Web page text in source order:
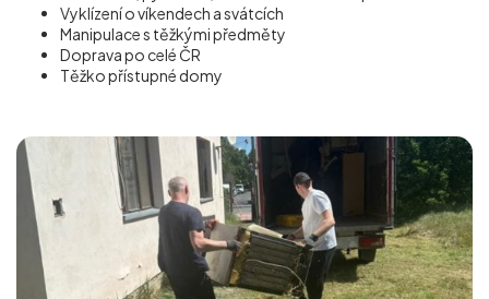
Vyklízení o víkendech a svátcích
Manipulace s těžkými předměty
Doprava po celé ČR
Těžko přístupné domy